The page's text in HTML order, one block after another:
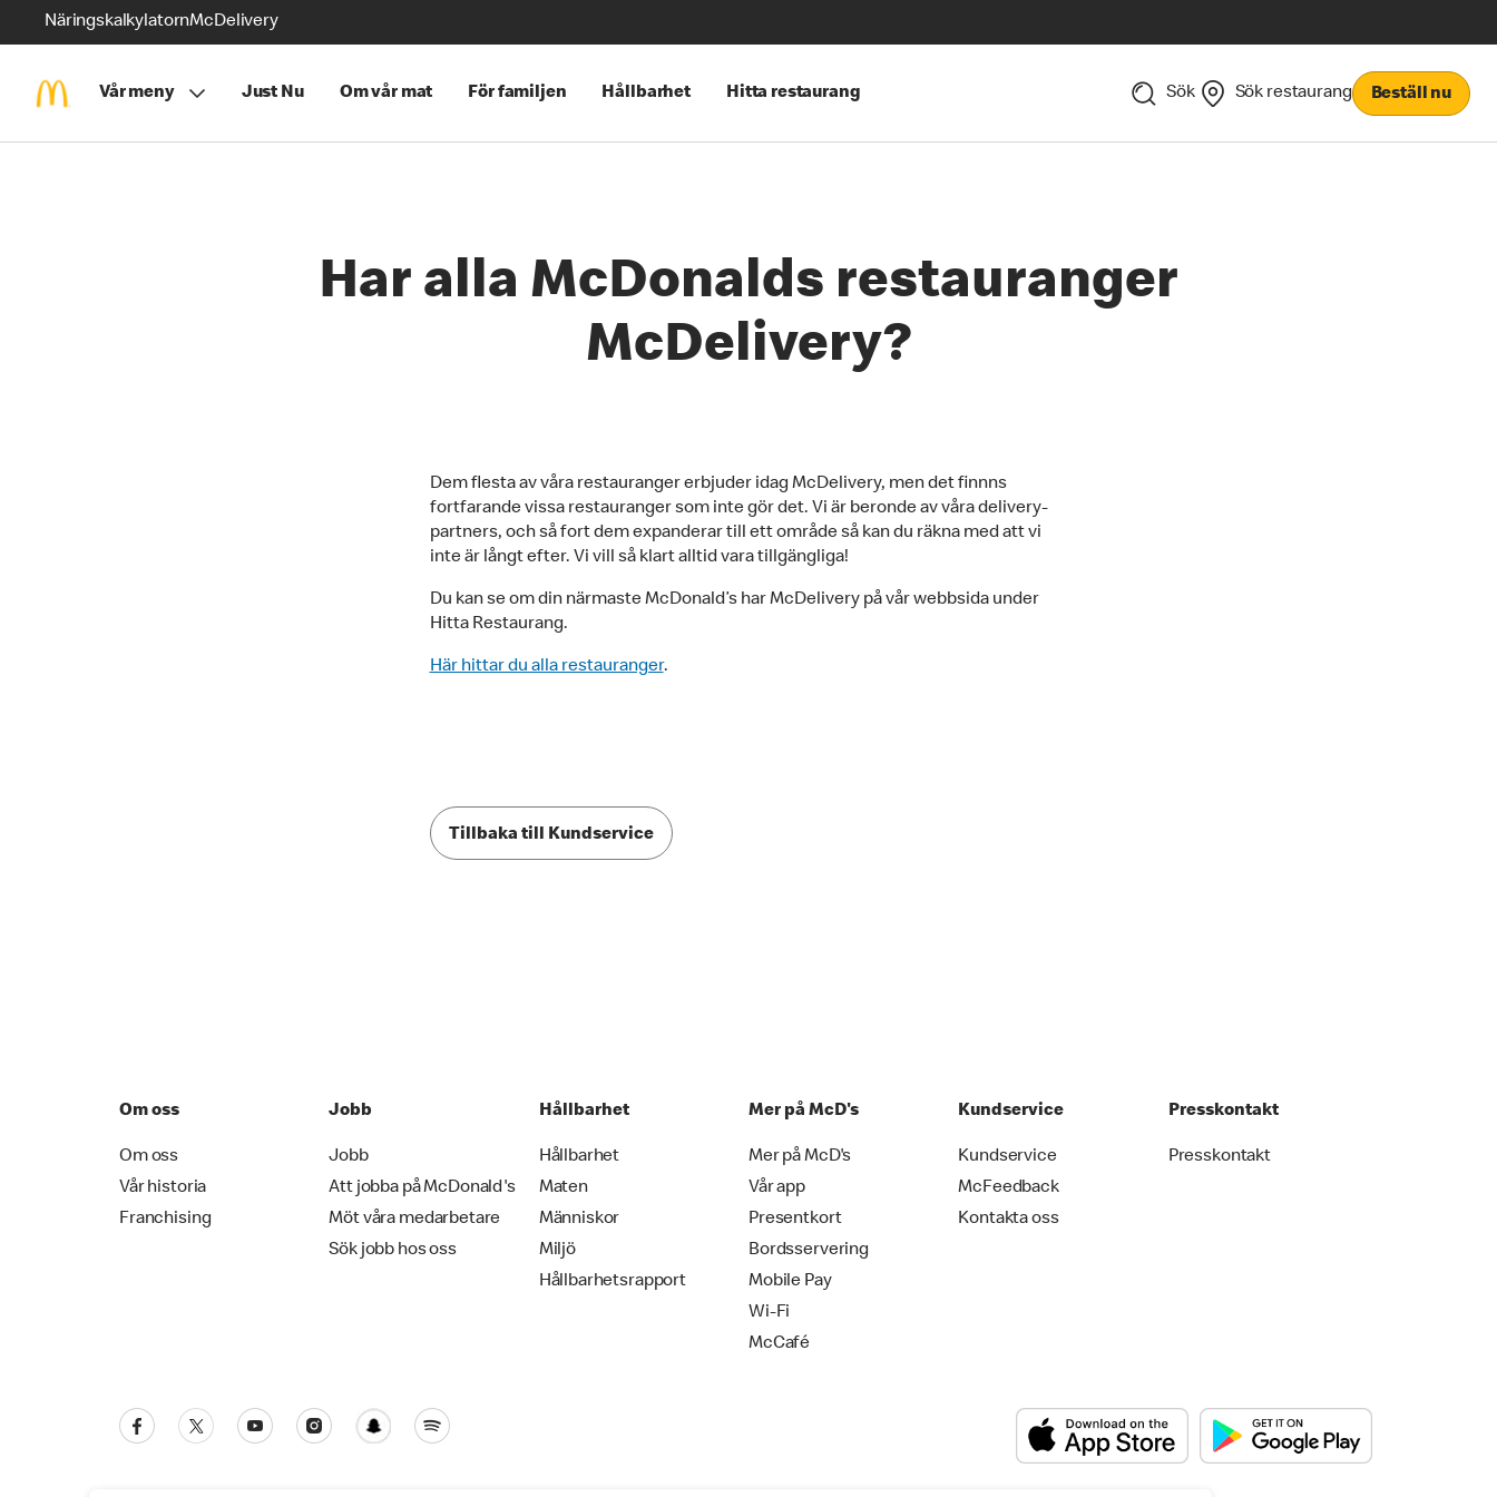
NäringskalkylatornMcDelivery
Vår meny Just Nu Om vår mat För familjen Hållbarhet Hitta restaurang Sök Sök restaurang Beställ nu
Har alla McDonalds restauranger
McDelivery?
Dem flesta av våra restauranger erbjuder idag McDelivery, men det finnns
fortfarande vissa restauranger som inte gör det. Vi är beronde av våra delivery-
partners, och så fort dem expanderar till ett område så kan du räkna med att vi
inte är långt efter. Vi vill så klart alltid vara tillgängliga!
Du kan se om din närmaste McDonald’s har McDelivery på vår webbsida under
Hitta Restaurang.
Här hittar du alla restauranger.
Tillbaka till Kundservice
Om oss
Om oss
Vår historia
Franchising
Jobb
Jobb
Att jobba på McDonald's
Möt våra medarbetare
Sök jobb hos oss
Hållbarhet
Hållbarhet
Maten
Människor
Miljö
Hållbarhetsrapport
Mer på McD's
Mer på McD's
Vår app
Presentkort
Bordsservering
Mobile Pay
Wi-Fi
McCafé
Kundservice
Kundservice
McFeedback
Kontakta oss
Presskontakt
Presskontakt